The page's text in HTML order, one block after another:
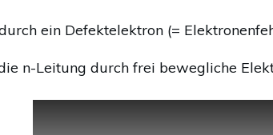
ein Defektelektron (=
n-Leitung durch frei bewegliche